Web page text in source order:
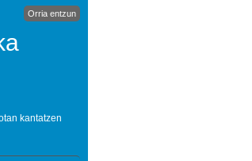
Orria entzun
kantatzen